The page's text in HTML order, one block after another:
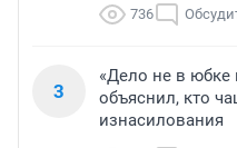
736
3
«Дело не в юбке
объяснил, кто
изнасилования